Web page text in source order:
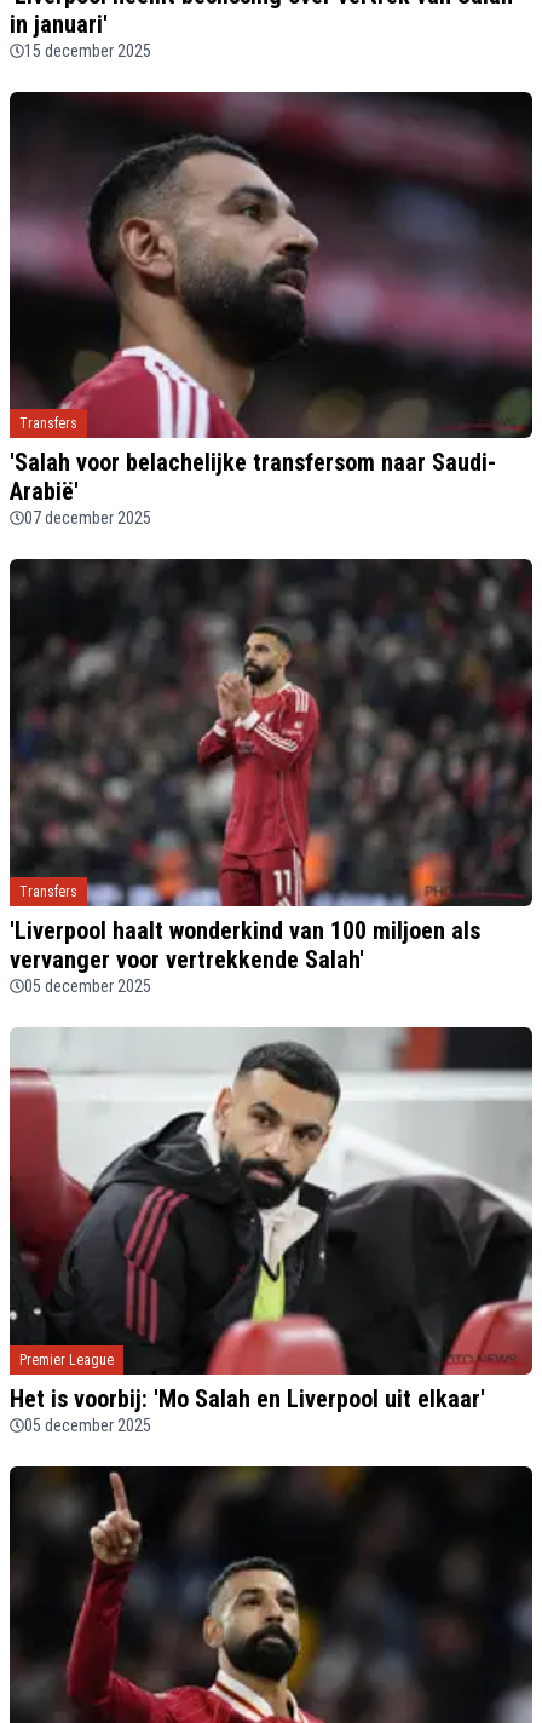
in januari'
15 december 2025
Transfers
'Salah voor belachelijke transfersom naar Saudi-
Arabië'
07 december 2025
Transfers
'Liverpool haalt wonderkind van 100 miljoen als
vervanger voor vertrekkende Salah'
05 december 2025
Premier League
Het is voorbij: 'Mo Salah en Liverpool uit elkaar'
05 december 2025